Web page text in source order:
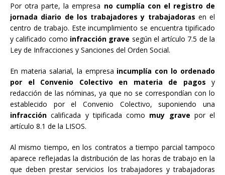
Por otra parte, la empresa no cumplía con el registro de
jornada diario de los trabajadores y trabajadoras en el
centro de trabajo. Este incumplimiento se encuentra tipificado
y calificado como infracción grave según el artículo 7.5 de la
Ley de Infracciones y Sanciones del Orden Social.
En materia salarial, la empresa incumplía con lo ordenado
por el Convenio Colectivo en materia de pagos y
redacción de las nóminas, ya que no se correspondían con lo
establecido por el Convenio Colectivo, suponiendo una
infracción calificada y tipificada como muy grave por el
artículo 8.1 de la LISOS.
Al mismo tiempo, en los contratos a tiempo parcial tampoco
aparece reflejadas la distribución de las horas de trabajo en la
que deben prestar servicios los trabajadores y trabajadoras